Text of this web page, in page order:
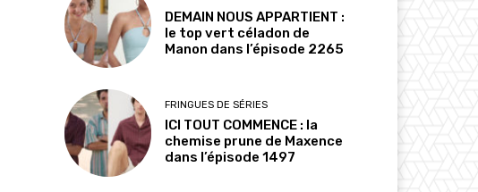
DEMAIN NOUS APPARTIENT :
le top vert céladon de
Manon dans l’épisode 2265
FRINGUES DE SÉRIES
ICI TOUT COMMENCE : la
chemise prune de Maxence
dans l’épisode 1497